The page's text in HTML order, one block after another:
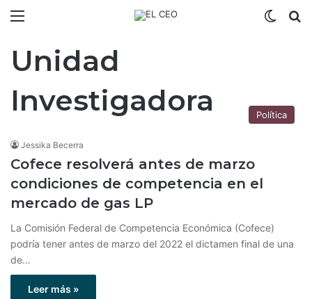
Unidad
Investigadora
Política
Jessika Becerra
Cofece resolverá antes de marzo
condiciones de competencia en el
mercado de gas LP
La Comisión Federal de Competencia Económica (Cofece)
podría tener antes de marzo del 2022 el dictamen final de una
de…
Leer más »